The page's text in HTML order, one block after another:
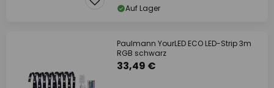
Auf Lager
Paulmann YourLED ECO LED-Strip 3m
RGB schwarz
33,49 €